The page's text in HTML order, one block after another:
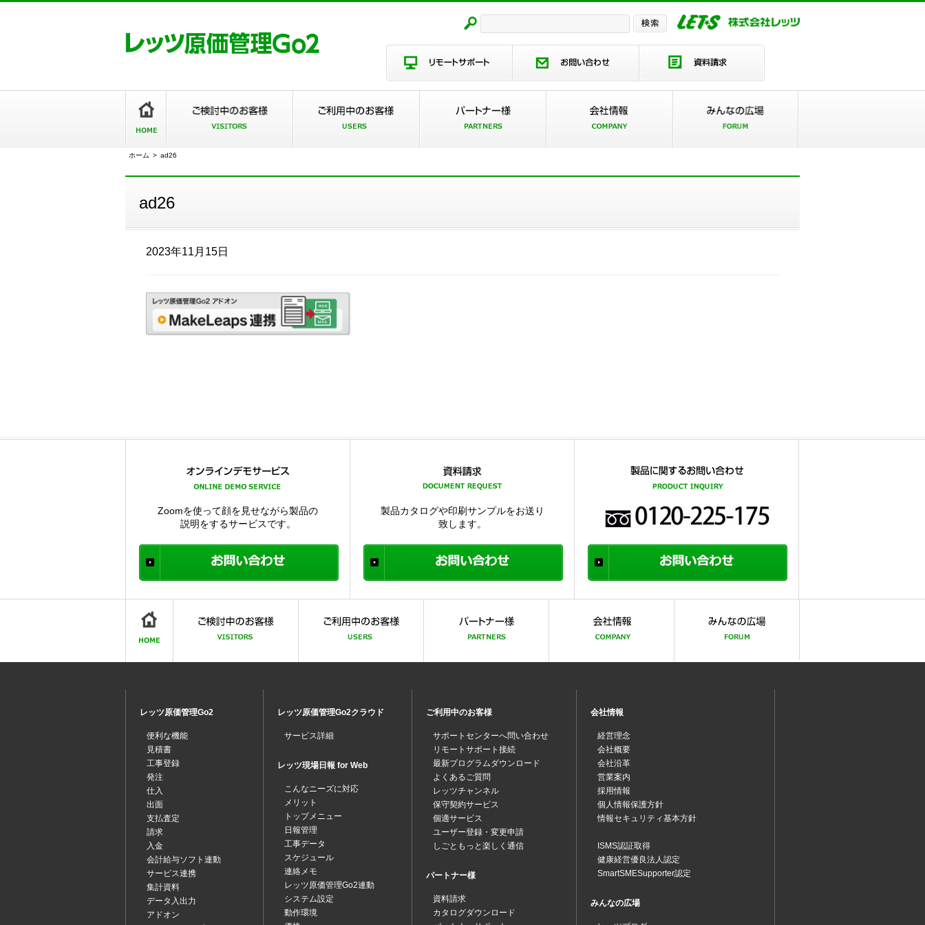
ホーム > ad26
ad26
2023年11月15日
Zoomを使って顔を見せながら製品の
説明をするサービスです。
製品カタログや印刷サンプルをお送り
致します。
レッツ原価管理Go2
便利な機能
見積書
工事登録
発注
仕入
出面
支払査定
請求
入金
会計給与ソフト連動
サービス連携
集計資料
データ入出力
アドオン
レッツ原価管理Go2クラウド
サービス詳細
レッツ現場日報 for Web
こんなニーズに対応
メリット
トップメニュー
日報管理
工事データ
スケジュール
連絡メモ
レッツ原価管理Go2連動
システム設定
動作環境
ご利用中のお客様
サポートセンターへ問い合わせ
リモートサポート接続
最新プログラムダウンロード
よくあるご質問
レッツチャンネル
保守契約サービス
個適サービス
ユーザー登録・変更申請
しごともっと楽しく通信
パートナー様
資料請求
カタログダウンロード
会社情報
経営理念
会社概要
会社沿革
営業案内
採用情報
個人情報保護方針
情報セキュリティ基本方針
ISMS認証取得
健康経営優良法人認定
SmartSMESupporter認定
みんなの広場